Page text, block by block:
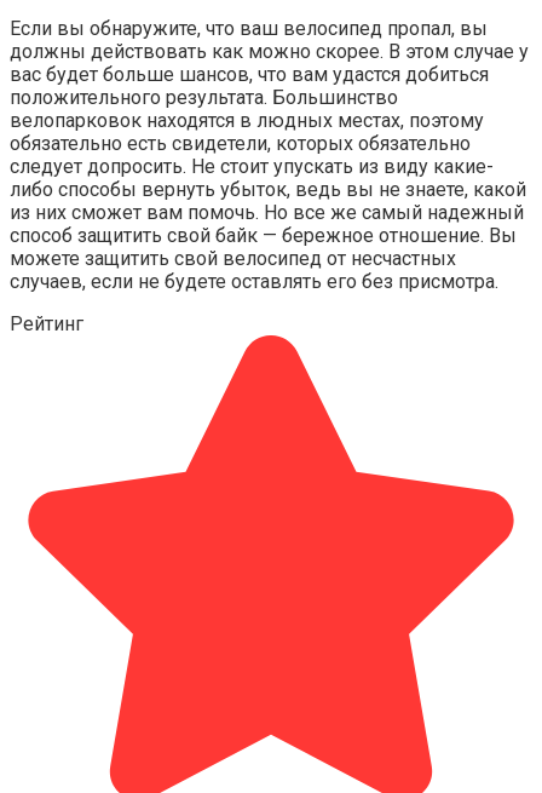
Если вы обнаружите, что ваш велосипед пропал, вы
должны действовать как можно скорее. В этом случае у
вас будет больше шансов, что вам удастся добиться
положительного результата. Большинство
велопарковок находятся в людных местах, поэтому
обязательно есть свидетели, которых обязательно
следует допросить. Не стоит упускать из виду какие-
либо способы вернуть убыток, ведь вы не знаете, какой
из них сможет вам помочь. Но все же самый надежный
способ защитить свой байк — бережное отношение. Вы
можете защитить свой велосипед от несчастных
случаев, если не будете оставлять его без присмотра.
Рейтинг